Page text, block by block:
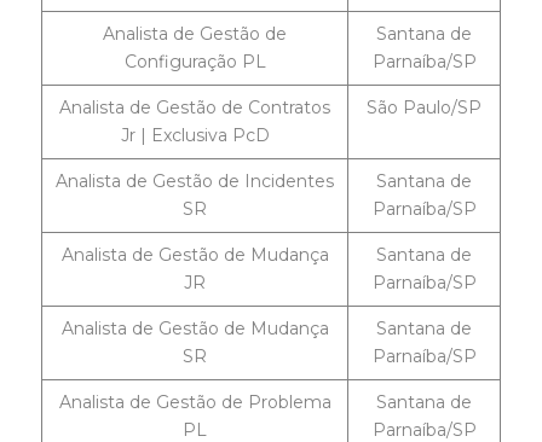
Analista de Gestão de
Configuração PL
Santana de
Parnaíba/SP
Analista de Gestão de Contratos
Jr | Exclusiva PcD
São Paulo/SP
Analista de Gestão de Incidentes
SR
Santana de
Parnaíba/SP
Analista de Gestão de Mudança
JR
Santana de
Parnaíba/SP
Analista de Gestão de Mudança
SR
Santana de
Parnaíba/SP
Analista de Gestão de Problema
PL
Santana de
Parnaíba/SP